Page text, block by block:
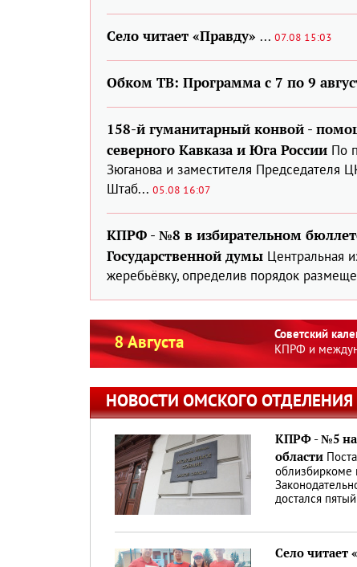
Село читает «Правду» ... 07.08 15:03
Обком ТВ: Программа с 7 по 9
158-й гуманитарный конвой -
северного Кавказа и Юга России
По
Зюганова и заместителя Председателя
Штаб... 05.08 16:07
КПРФ - №8 в избирательном
Государственной думы Центральная
жеребьёвку, определив порядок
8 Августа
Советский
КПРФ и
НОВОСТИ ОМСКОГО
КПРФ - №5 на
области
облизбиркоме
достался
Село читает